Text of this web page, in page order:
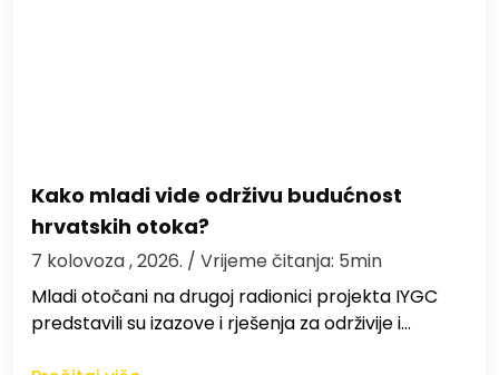
Kako mladi vide održivu budućnost
hrvatskih otoka?
7 kolovoza , 2026. / Vrijeme čitanja: 5min
Mladi otočani na drugoj radionici projekta IYGC
predstavili su izazove i rješenja za održivije i…